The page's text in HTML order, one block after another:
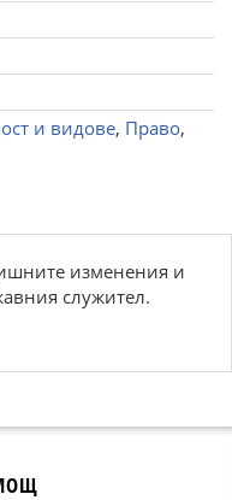
и видове, Право,
изменения и
служител.